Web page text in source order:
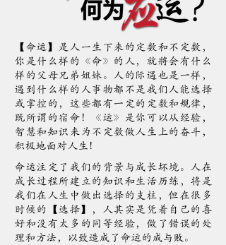
【命运】是人一生下来的定数和不定数，
你是什么样的《命》的人，就將会有什么
样的父母兄弟姐妹。人的际遇也是一样，
遇到什么样的人事物都不是我们人能选择
或掌控的，这些都有一定的定数和规律，
既所谓的宿命！《运》是你可以从经验，
智慧和知识来为不定数做人生上的奋斗，
积极地面对人生！
命运注定了我们的背景与成长坏境。人在
成长过程所建立的知识和生活历练，将是
我们在人生中做出选择的支柱，但在很多
时候的【选择】，人其实是凭着自己的喜
好和没有太多的同等经验，做了错误的处
理和方法，以致造成了命运的成与败。